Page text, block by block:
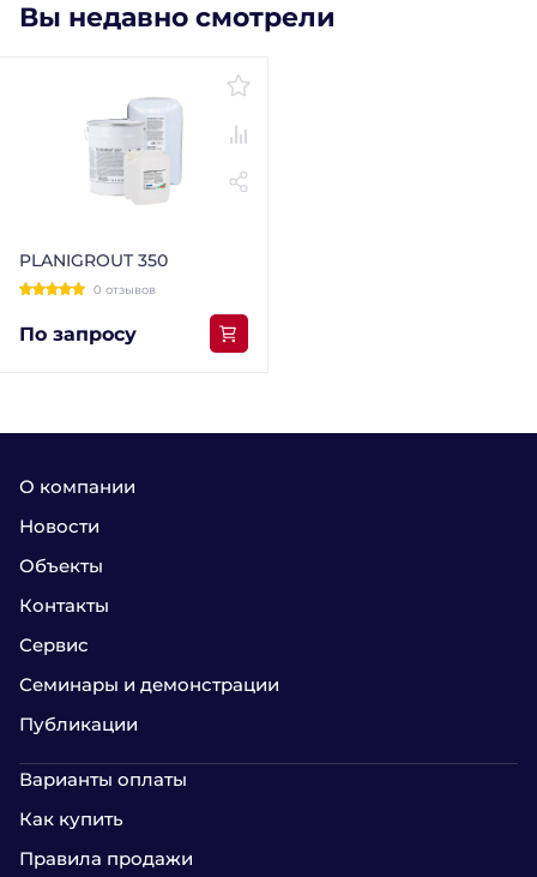
Вы недавно смотрели
PLANIGROUT 350
0 отзывов
По запросу
О компании
Новости
Объекты
Контакты
Сервис
Семинары и демонстрации
Публикации
Варианты оплаты
Как купить
Правила продажи